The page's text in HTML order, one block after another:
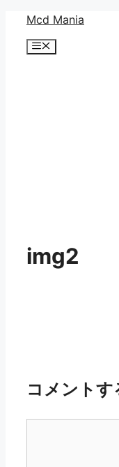
Mcd Mania
メ
img2
コメントす